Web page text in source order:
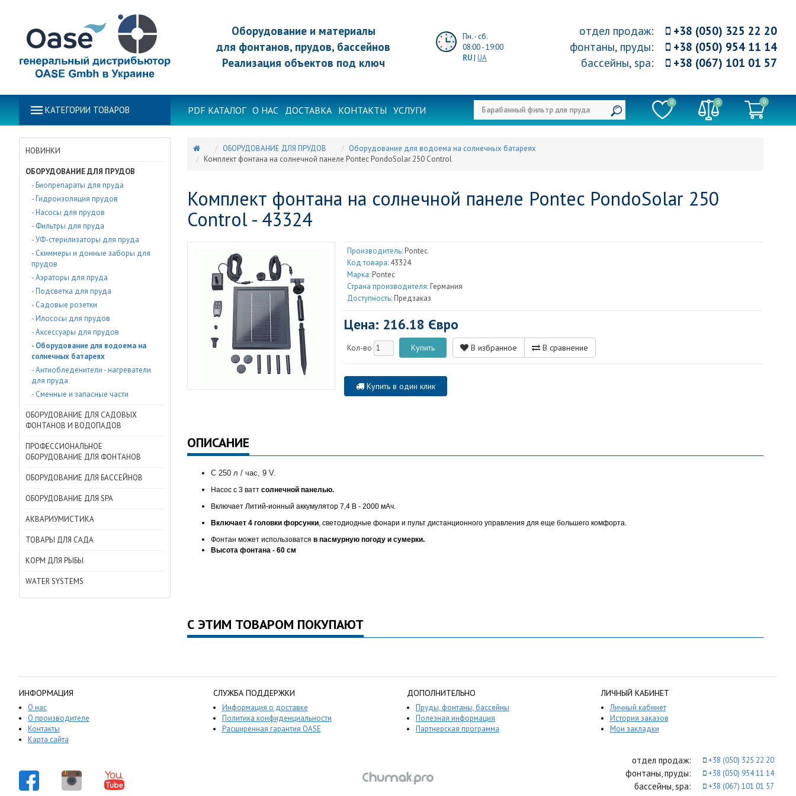
Оборудование и материалы
для фонтанов, прудов, бассейнов
Реализация объектов под ключ
Пн. - сб.
08:00 - 19:00
RU| UA
отдел продаж:
+38 (050) 325 22 20
фонтаны, пруды:
+38 (050) 954 11 14
бассейны, spa: +38 (067) 101 01 57
КАТЕГОРИИ ТОВАРОВ PDF КАТАЛОГ О НАС ДОСТАВКА КОНТАКТЫ УСЛУГИ
0 0 0
НОВИНКИ
ОБОРУДОВАНИЕ ДЛЯ ПРУДОВ
- Биопрепараты для пруда
- Гидроизоляция прудов
- Насосы для прудов
- Фильтры для пруда
- УФ-стерилизаторы для пруда
- Скиммеры и донные заборы для
прудов
- Аэраторы для пруда
- Подсветка для пруда
- Садовые розетки
- Илососы для прудов
- Аксессуары для прудов
- Оборудование для водоема на
солнечных батареях
- Антиобледенители - нагреватели
для пруда
- Сменные и запасные части
ОБОРУДОВАНИЕ ДЛЯ САДОВЫХ
ФОНТАНОВ И ВОДОПАДОВ
ПРОФЕССИОНАЛЬНОЕ
ОБОРУДОВАНИЕ ДЛЯ ФОНТАНОВ
ОБОРУДОВАНИЕ ДЛЯ БАССЕЙНОВ
ОБОРУДОВАНИЕ ДЛЯ SPA
АКВАРИУМИСТИКА
ТОВАРЫ ДЛЯ САДА
КОРМ ДЛЯ РЫБЫ
WATER SYSTEMS
ОБОРУДОВАНИЕ ДЛЯ ПРУДОВ
Оборудование для водоема на солнечных батареях
Комплект фонтана на солнечной панеле Pontec PondoSolar 250 Control
Комплект фонтана на солнечной панеле Pontec PondoSolar 250
Control - 43324
Производитель: Pontec
Код товара: 43324
Марка: Pontec
Страна производителя: Германия
Доступность: Предзаказ
Цена: 216.18 Євро
Кол-во В избранное В сравнение
Купить в один клик
ОПИСАНИЕ
С 250 л / час, 9 V.
Насос с 3 ватт солнечной панелью.
Включает Литий-ионный аккумулятор 7,4 В - 2000 мАч.
Включает 4 головки форсунки , светодиодные фонари и пульт дистанционного управления для еще большего комфорта.
Фонтан может использоватся в пасмурную погоду и сумерки.
Высота фонтана - 60 см
С ЭТИМ ТОВАРОМ ПОКУПАЮТ
ИНФОРМАЦИЯ
О нас
О производителе
Контакты
Карта сайта
СЛУЖБА ПОДДЕРЖКИ
Информация о доставке
Политика конфиденциальности
Расширенная гарантия OASE
ДОПОЛНИТЕЛЬНО
Пруды, фонтаны, бассейны
Полезная информация
Партнерская программа
ЛИЧНЫЙ КАБИНЕТ
Личный кабинет
История заказов
Мои закладки
отдел продаж: +38 (050) 325 22 20
фонтаны, пруды: +38 (050) 954 11 14
бассейны, spa: +38 (067) 101 01 57